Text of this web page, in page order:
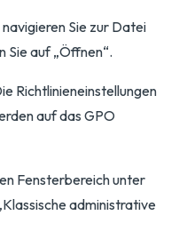
Sie zur Datei
Sie auf „Öffnen“.
Richtlinieneinstellungen
auf das GPO
Fensterbereich unter
administrative